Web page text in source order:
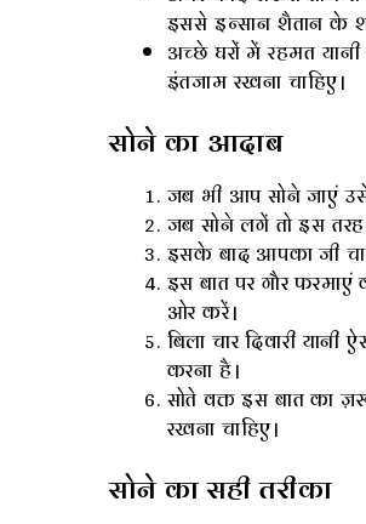
इससे इन्सान शैतान के
अच्छे घरों में रहमत
इंतजाम रखना चाहिए।
सोने का आदाब
जब भी आप सोने जाएं
जब सोने लगें तो इस
इसके बाद आपका जी
इस बात पर गौर
ओर करें।
बिला चार दिवारी
करना है।
सोते वक्त इस बात का
रखना चाहिए।
सोने का सही तरीका